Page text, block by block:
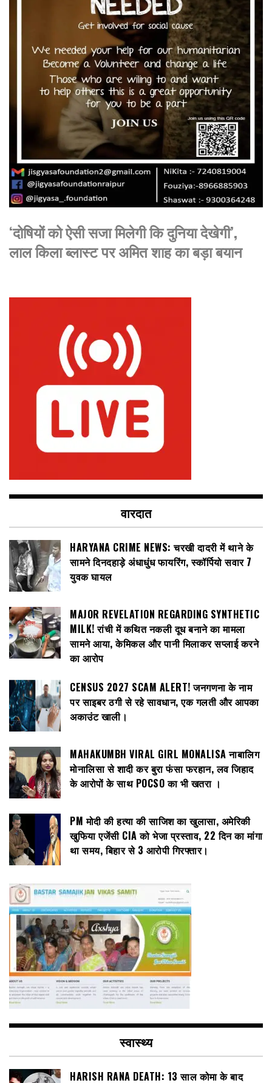
‘दोषियों को ऐसी सजा मिलेगी कि दुनिया देखेगी’,
लाल किला ब्लास्ट पर अमित शाह का बड़ा बयान
वारदात
HARYANA CRIME NEWS: चरखी दादरी में थाने के
सामने दिनदहाड़े अंधाधुंध फायरिंग, स्कॉर्पियो सवार 7
युवक घायल
MAJOR REVELATION REGARDING SYNTHETIC
MILK! रांची में कथित नकली दूध बनाने का मामला
सामने आया, केमिकल और पानी मिलाकर सप्लाई करने
का आरोप
CENSUS 2027 SCAM ALERT! जनगणना के नाम
पर साइबर ठगी से रहे सावधान, एक गलती और आपका
अकाउंट खाली।
MAHAKUMBH VIRAL GIRL MONALISA नाबालिग
मोनालिसा से शादी कर बुरा फंसा फरहान, लव जिहाद
के आरोपों के साथ POCSO का भी खतरा ।
PM मोदी की हत्या की साजिश का खुलासा, अमेरिकी
खुफिया एजेंसी CIA को भेजा प्रस्ताव, 22 दिन का मांगा
था समय, बिहार से 3 आरोपी गिरफ्तार।
स्वास्थ्य
HARISH RANA DEATH: 13 साल कोमा के बाद